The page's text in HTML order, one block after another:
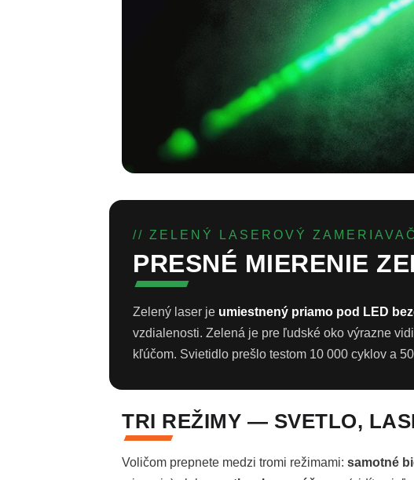
// ZELENÝ LASEROVÝ ZAMERIAVAČ
PRESNÉ MIERENIE
Zelený laser je umiestnený priamo pod LED
vzdialenosti. Zelená je pre ľudské oko výrazne
kľúčom. Svietidlo prešlo testom 10 000 cyklov a
TRI REŽIMY — SVETLO,
Voličom prepnete medzi tromi režimami: samotné